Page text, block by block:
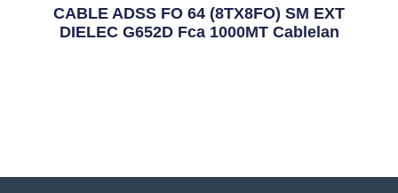
CABLE ADSS FO 64 (8TX8FO) SM EXT
DIELEC G652D Fca 1000MT Cablelan